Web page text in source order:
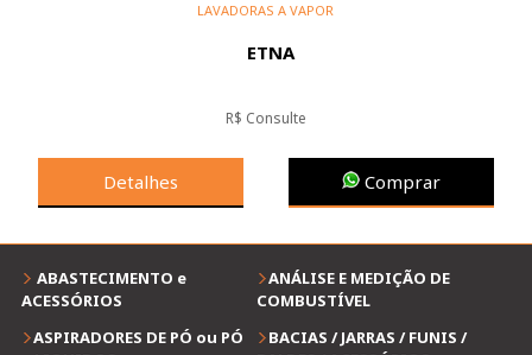
LAVADORAS A VAPOR
ETNA
R$ Consulte
Detalhes Comprar
ABASTECIMENTO e
ACESSÓRIOS
ANÁLISE E MEDIÇÃO DE
COMBUSTÍVEL
ASPIRADORES DE PÓ ou PÓ
BACIAS / JARRAS / FUNIS /